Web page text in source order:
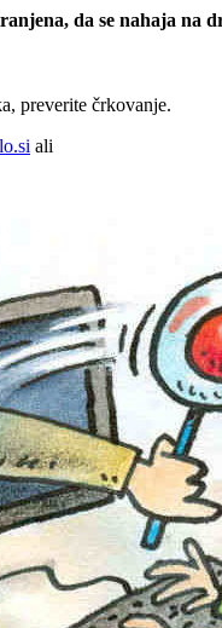
da se nahaja na
preverite črkovanje.
ali